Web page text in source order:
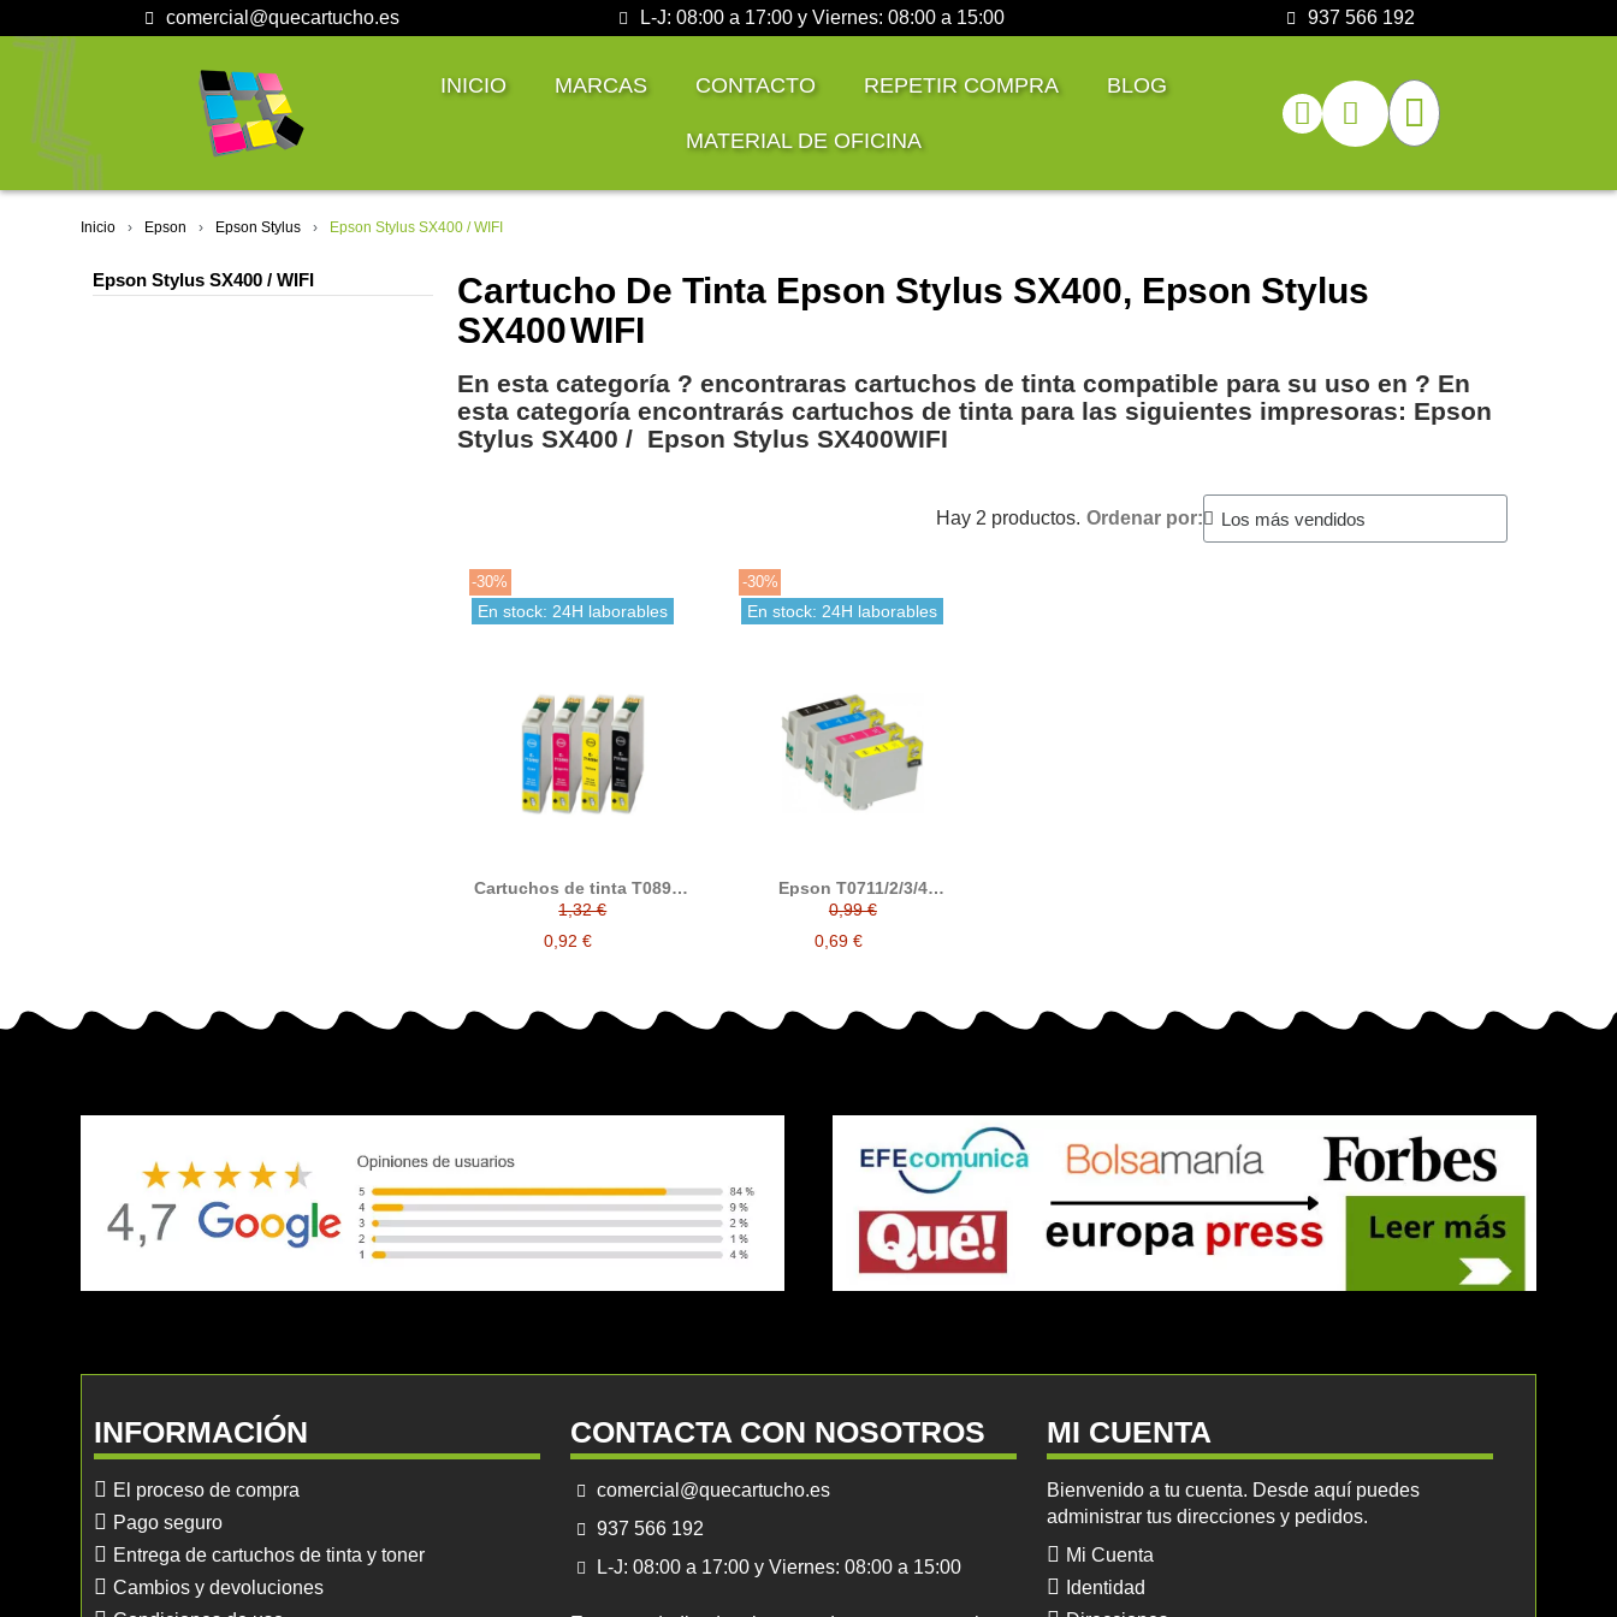
comercial@quecartucho.es L-J: 08:00 a 17:00 y Viernes: 08:00 a 15:00 937 566 192
INICIO MARCAS CONTACTO REPETIR COMPRA BLOG
MATERIAL DE OFICINA
Inicio Epson Epson Stylus Epson Stylus SX400 / WIFI
Epson Stylus SX400 / WIFI
Cartucho De Tinta Epson Stylus SX400, Epson Stylus
SX400WIFI
En esta categoría ? encontraras cartuchos de tinta compatible para su uso en ?️ En
esta categoría encontrarás cartuchos de tinta para las siguientes impresoras: Epson
Stylus SX400 / Epson Stylus SX400WIFI
Hay 2 productos. Ordenar por:
-30%
En stock: 24H laborables
Cartuchos de tinta T0891 /
T0892 / T0893 / T0894
compatible con epson
1,32 €
0,92 €
-30%
En stock: 24H laborables
Epson T0711/2/3/4
Cartucho de tinta
compatible
0,99 €
0,69 €
INFORMACIÓN
El proceso de compra
Pago seguro
Entrega de cartuchos de tinta y toner
Cambios y devoluciones
CONTACTA CON NOSOTROS
comercial@quecartucho.es
937 566 192
L-J: 08:00 a 17:00 y Viernes: 08:00 a 15:00
MI CUENTA
Bienvenido a tu cuenta. Desde aquí puedes
administrar tus direcciones y pedidos.
Mi Cuenta
Identidad